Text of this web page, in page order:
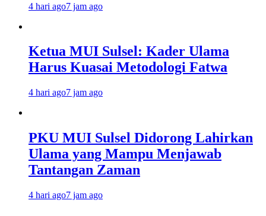
4 hari ago7 jam ago
Ketua MUI Sulsel: Kader Ulama
Harus Kuasai Metodologi Fatwa
4 hari ago7 jam ago
PKU MUI Sulsel Didorong Lahirkan
Ulama yang Mampu Menjawab
Tantangan Zaman
4 hari ago7 jam ago